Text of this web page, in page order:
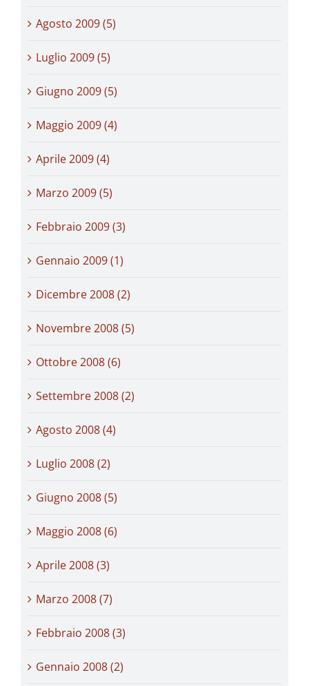
Agosto 2009 (5)
Luglio 2009 (5)
Giugno 2009 (5)
Maggio 2009 (4)
Aprile 2009 (4)
Marzo 2009 (5)
Febbraio 2009 (3)
Gennaio 2009 (1)
Dicembre 2008 (2)
Novembre 2008 (5)
Ottobre 2008 (6)
Settembre 2008 (2)
Agosto 2008 (4)
Luglio 2008 (2)
Giugno 2008 (5)
Maggio 2008 (6)
Aprile 2008 (3)
Marzo 2008 (7)
Febbraio 2008 (3)
Gennaio 2008 (2)